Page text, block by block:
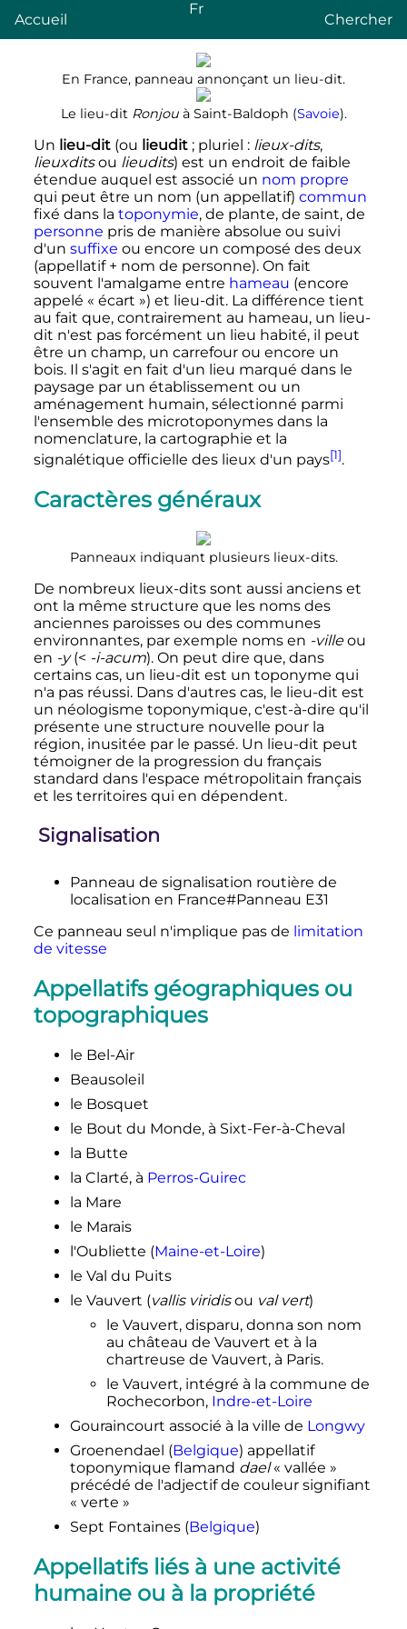
Accueil
Fr
Chercher
En France, panneau annonçant un lieu-dit.
Le lieu-dit Ronjouà Saint-Baldoph (Savoie).
Un lieu-dit(ou lieudit ; pluriel : lieux-dits,
lieuxditsou lieudits) est un endroit de faible
étendue auquel est associé un nom propre
qui peut être un nom (un appellatif) commun
fixé dans la toponymie, de plante, de saint, de
personne pris de manière absolue ou suivi
d'un suffixe ou encore un composé des deux
(appellatif + nom de personne). On fait
souvent l'amalgame entre hameau (encore
appelé « écart ») et lieu-dit. La différence tient
au fait que, contrairement au hameau, un lieu-
dit n'est pas forcément un lieu habité, il peut
être un champ, un carrefour ou encore un
bois. Il s'agit en fait d'un lieu marqué dans le
paysage par un établissement ou un
aménagement humain, sélectionné parmi
l'ensemble des microtoponymes dans la
nomenclature, la cartographie et la
signalétique officielle des lieux d'un pays[1].
Caractères généraux
Panneaux indiquant plusieurs lieux-dits.
De nombreux lieux-dits sont aussi anciens et
ont la même structure que les noms des
anciennes paroisses ou des communes
environnantes, par exemple noms en -villeou
en -y(< -i-acum). On peut dire que, dans
certains cas, un lieu-dit est un toponyme qui
n'a pas réussi. Dans d'autres cas, le lieu-dit est
un néologisme toponymique, c'est-à-dire qu'il
présente une structure nouvelle pour la
région, inusitée par le passé. Un lieu-dit peut
témoigner de la progression du français
standard dans l'espace métropolitain français
et les territoires qui en dépendent.
Signalisation
Panneau de signalisation routière de
localisation en France#Panneau E31
Ce panneau seul n'implique pas de limitation
de vitesse
Appellatifs géographiques ou
topographiques
le Bel-Air
Beausoleil
le Bosquet
le Bout du Monde, à Sixt-Fer-à-Cheval
la Butte
la Clarté, à Perros-Guirec
la Mare
le Marais
l'Oubliette (Maine-et-Loire)
le Val du Puits
le Vauvert (vallis viridisou val vert)
le Vauvert, disparu, donna son nom
au château de Vauvert et à la
chartreuse de Vauvert, à Paris.
le Vauvert, intégré à la commune de
Rochecorbon, Indre-et-Loire
Gouraincourt associé à la ville de Longwy
Groenendael (Belgique) appellatif
toponymique flamand dael« vallée »
précédé de l'adjectif de couleur signifiant
« verte »
Sept Fontaines (Belgique)
Appellatifs liés à une activité
humaine ou à la propriété